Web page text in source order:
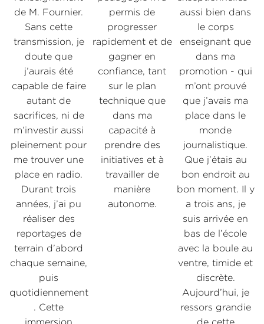
de M. Fournier.
Sans cette
transmission, je
doute que
j’aurais été
capable de faire
autant de
sacrifices, ni de
m’investir aussi
pleinement pour
me trouver une
place en radio.
Durant trois
années, j’ai pu
réaliser des
reportages de
terrain d’abord
chaque semaine,
puis
quotidiennement
. Cette
immersion
permis de
progresser
rapidement et de
gagner en
confiance, tant
sur le plan
technique que
dans ma
capacité à
prendre des
initiatives et à
travailler de
manière
autonome.
aussi bien dans
le corps
enseignant que
dans ma
promotion - qui
m’ont prouvé
que j’avais ma
place dans le
monde
journalistique.
Que j’étais au
bon endroit au
bon moment. Il y
a trois ans, je
suis arrivée en
bas de l’école
avec la boule au
ventre, timide et
discrète.
Aujourd’hui, je
ressors grandie
de cette